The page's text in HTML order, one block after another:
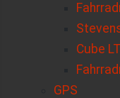
Cube
GPS